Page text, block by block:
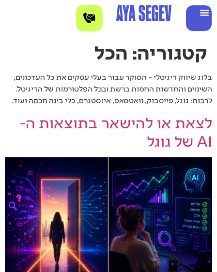
קטגוריה: הכל
בלוג שיווק דיגיטלי – הסוקר עבור בעלי עסקים את כל העדכונים,
השינוים והחדשות החמות ברשת ובכל הפלטורמות של הדיגיטל.
לרבות: גוגל, פייסבוק, וואטסאפ, אינסטגרם, כלי בינה חכמה ועוד.
לצאת או להישאר בתוצאות ה-
AI של גוגל